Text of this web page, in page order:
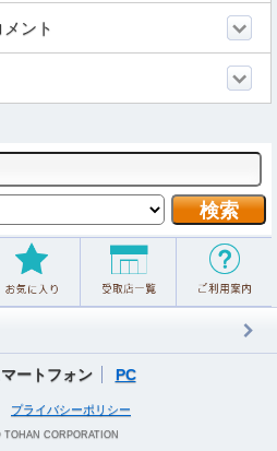
ント
マートフォン PC
プライバシーポリシー
CORPORATION